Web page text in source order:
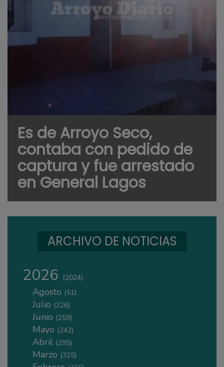
Es de Arroyo Seco,
contaba con pedido de
captura y fue arrestado
en General Lagos
ARCHIVO DE NOTICIAS
2026 (2024)
Agosto (51)
Julio (226)
Junio (259)
Mayo (242)
Abril (295)
Marzo (325)